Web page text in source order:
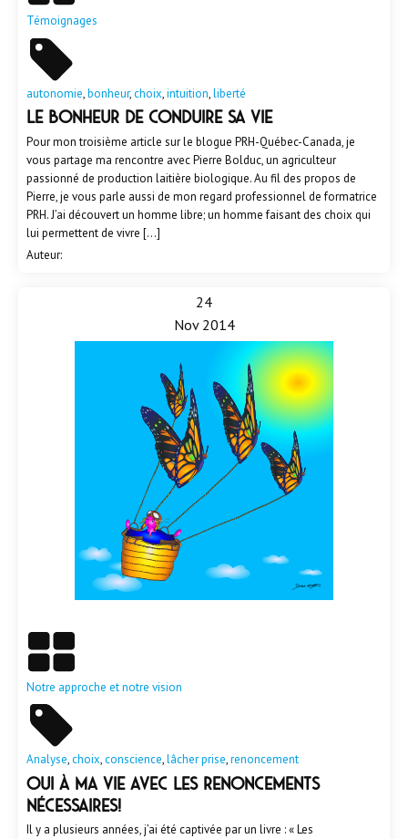
Témoignages
autonomie,bonheur,choix,intuition,liberté
Le bonheur de conduire sa vie
Pour mon troisième article sur le blogue PRH-Québec-Canada, je
vous partage ma rencontre avec Pierre Bolduc, un agriculteur
passionné de production laitière biologique. Au fil des propos de
Pierre, je vous parle aussi de mon regard professionnel de formatrice
PRH. J’ai découvert un homme libre; un homme faisant des choix qui
lui permettent de vivre […]
Auteur:
24
Nov 2014
Notre approche et notre vision
Analyse,choix,conscience,lâcher prise,renoncement
Oui à ma vie avec les renoncements
nécessaires!
Il y a plusieurs années, j’ai été captivée par un livre : « Les